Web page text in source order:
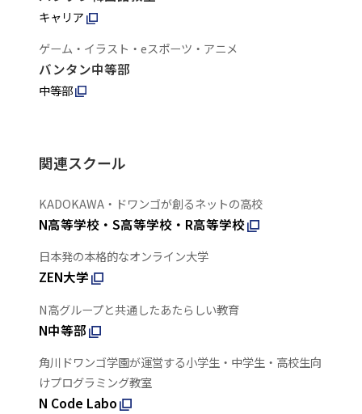
キャリア
ゲーム・イラスト・eスポーツ・アニメ
バンタン中等部
中等部
関連スクール
KADOKAWA・ドワンゴが創るネットの高校
N高等学校・S高等学校・R高等学校
日本発の本格的なオンライン大学
ZEN大学
N高グループと共通したあたらしい教育
N中等部
角川ドワンゴ学園が運営する小学生・中学生・高校生向
けプログラミング教室
N Code Labo